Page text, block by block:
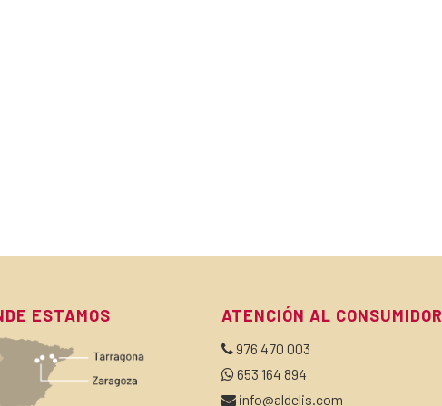
ESTAMOS ATENCIÓN AL CONSUMIDOR
976 470 003
653 164 894
info@aldelis.com